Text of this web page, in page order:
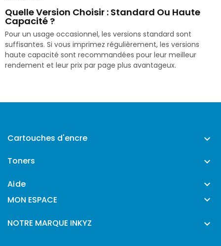
Quelle Version Choisir : Standard Ou Haute
Capacité ?
Pour un usage occasionnel, les versions standard sont
suffisantes. Si vous imprimez régulièrement, les versions
haute capacité sont recommandées pour leur meilleur
rendement et leur prix par page plus avantageux.
Cartouches d'encre 
Toners 
Aide 
MON ESPACE 
NOTRE MARQUE INKYZ 